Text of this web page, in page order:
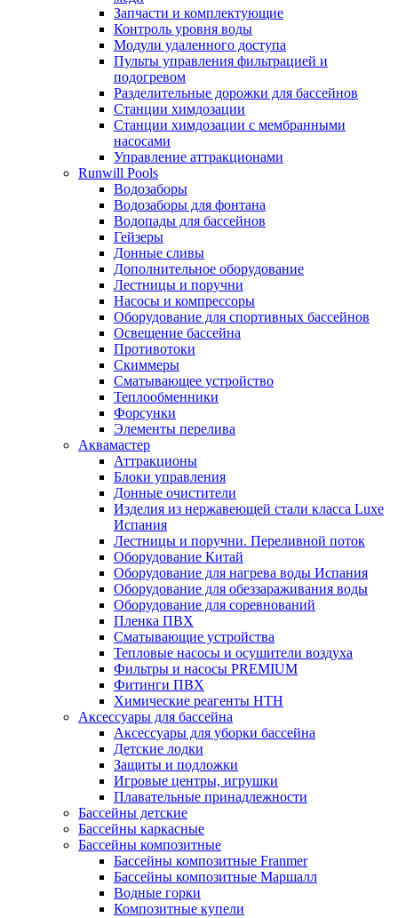
Запчасти и комплектующие
Контроль уровня воды
Модули удаленного доступа
Пульты управления фильтрацией и
подогревом
Разделительные дорожки для бассейнов
Станции химдозации
Станции химдозации с мембранными
насосами
Управление аттракционами
Runwill Pools
Водозаборы
Водозаборы для фонтана
Водопады для бассейнов
Гейзеры
Донные сливы
Дополнительное оборудование
Лестницы и поручни
Насосы и компрессоры
Оборудование для спортивных бассейнов
Освещение бассейна
Противотоки
Скиммеры
Сматывающее устройство
Теплообменники
Форсунки
Элементы перелива
Аквамастер
Аттракционы
Блоки управления
Донные очистители
Изделия из нержавеющей стали класса Luxe
Испания
Лестницы и поручни. Переливной поток
Оборудование Китай
Оборудование для нагрева воды Испания
Оборудование для обеззараживания воды
Оборудование для соревнований
Пленка ПВХ
Сматывающие устройства
Тепловые насосы и осушители воздуха
Фильтры и насосы PREMIUM
Фитинги ПВХ
Химические реагенты HTH
Аксессуары для бассейна
Аксессуары для уборки бассейна
Детские лодки
Защиты и подложки
Игровые центры, игрушки
Плавательные принадлежности
Бассейны детские
Бассейны каркасные
Бассейны композитные
Бассейны композитные Franmer
Бассейны композитные Маршалл
Водные горки
Композитные купели